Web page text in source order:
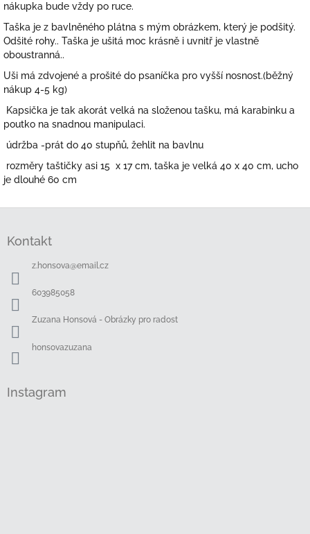
nákupka bude vždy po ruce.
Taška je z bavlněného plátna s mým obrázkem, který je podšitý.
Odšité rohy.. Taška je ušitá moc krásně i uvnitř je vlastně
oboustranná..
Uši má zdvojené a prošité do psaníčka pro vyšší nosnost.(běžný
nákup 4-5 kg)
Kapsička je tak akorát velká na složenou tašku, má karabinku a
poutko na snadnou manipulaci.
údržba -prát do 40 stupňů, žehlit na bavlnu
rozměry taštičky asi 15 x 17 cm, taška je velká 40 x 40 cm, ucho
je dlouhé 60 cm
Kontakt
z.honsova@email.cz
603985058
Zuzana Honsová - Obrázky pro radost
honsovazuzana
Instagram